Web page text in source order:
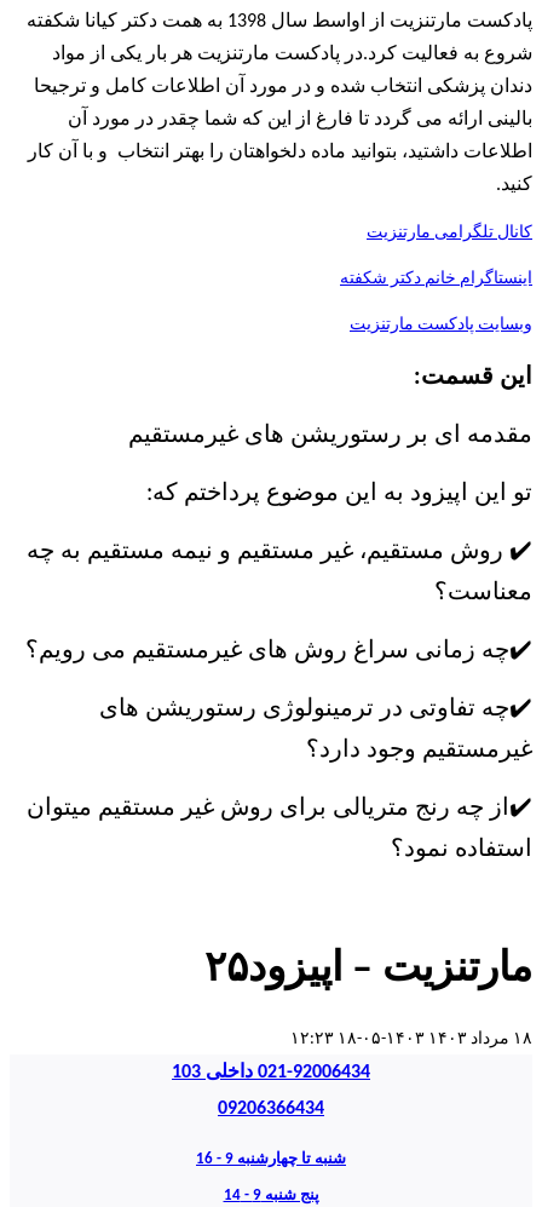
پادکست مارتنزیت از اواسط سال 1398 به همت دکتر کیانا شکفته
شروع به فعالیت کرد.در پادکست مارتنزیت هر بار یکی از مواد
دندان پزشکی انتخاب شده و در مورد آن اطلاعات کامل و ترجیحا
بالینی ارائه می گردد تا فارغ از این که شما چقدر در مورد آن
اطلاعات داشتید، بتوانید ماده دلخواهتان را بهتر انتخاب و با آن کار
کنید.
کانال تلگرامی مارتنزیت
اینستاگرام خانم دکتر شکفته
وبسایت پادکست مارتنزیت
این قسمت:
مقدمه ای بر رستوریشن های غیرمستقیم
تو این اپیزود به این موضوع پرداختم که:
✔️ روش مستقیم، غیر مستقیم و نیمه مستقیم به چه
معناست؟
✔️چه زمانی سراغ روش های غیرمستقیم می رویم؟
✔️چه تفاوتی در ترمینولوژی رستوریشن های
غیرمستقیم وجود دارد؟
✔️از چه رنج متریالی برای روش غیر مستقیم میتوان
استفاده نمود؟
مارتنزیت – اپیزود۲۵
۱۸ مرداد ۱۴۰۳ ۱۴۰۳-۰۵-۱۸ ۱۲:۲۳
021-92006434 داخلی 103
09206366434
شنبه تا چهارشنبه 9 - 16
پنج شنبه 9 - 14